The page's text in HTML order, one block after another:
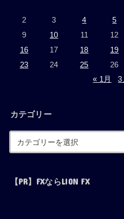
2
3 4 5
9
10 11 12
16
17 18 19
23
24 25 26
« 1月
3
カテゴリー
【PR】FXならLION FX